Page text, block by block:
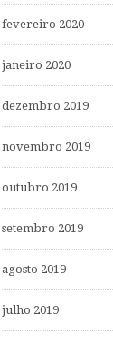
fevereiro 2020
janeiro 2020
dezembro 2019
novembro 2019
outubro 2019
setembro 2019
agosto 2019
julho 2019